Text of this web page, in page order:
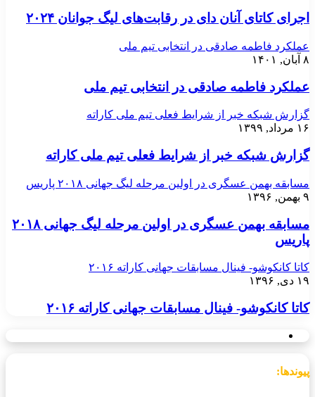
اجرای کاتای آنان دای در رقابت‌های لیگ جوانان ۲۰۲۴
عملکرد فاطمه صادقی در انتخابی تیم ملی
۸ آبان, ۱۴۰۱
عملکرد فاطمه صادقی در انتخابی تیم ملی
گزارش شبکه خبر از شرایط فعلی تیم ملی کاراته
۱۶ مرداد, ۱۳۹۹
گزارش شبکه خبر از شرایط فعلی تیم ملی کاراته
مسابقه بهمن عسگری در اولین مرحله لیگ جهانی ۲۰۱۸ پاریس
۹ بهمن, ۱۳۹۶
مسابقه بهمن عسگری در اولین مرحله لیگ جهانی ۲۰۱۸
پاریس
کاتا کانکوشو- فینال مسابقات جهانی کاراته ۲۰۱۶
۱۹ دی, ۱۳۹۶
کاتا کانکوشو- فینال مسابقات جهانی کاراته ۲۰۱۶
پیوندها: